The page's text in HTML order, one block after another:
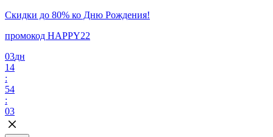
Скидки до 80% ко Дню Рождения!
промокод HAPPY22
03дн
14
:
54
:
03